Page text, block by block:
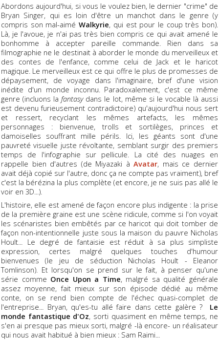
Abordons aujourd'hui, si vous le voulez bien, le dernier "crime" de
Bryan Singer, qui es loin d'être un manchot dans le genre (y
compris son mal-aiméWalkyrie, qui est pour le coup très bon).
Là, je l'avoue, je n'ai pas très bien compris ce qui avait amené le
bonhomme à accepter pareille commande. Rien dans sa
filmographie ne le destinait à aborder le monde du merveilleux et
des contes de l'enfance, comme celui de Jack et le haricot
magique. Le merveilleux est ce qui offre le plus de promesses de
dépaysement, de voyage dans l'imaginaire, bref d'une vision
inédite d'un monde inconnu. Paradoxalement, c'est ce même
genre (incluons lafantasydans le lot, même si le vocable là aussi
est devenu furieusement contradictoire) qu'aujourd'hui nous sert
et ressert, recyclant les mêmes artefacts, les mêmes
personnages : bienvenue, trolls et sortilèges, princes et
damoiselles souffrant mille périls. Ici, les géants sont d'une
pauvreté visuelle juste révoltante, semblant surgir des premiers
temps de l'infographie sur pellicule. La cité des nuages en
rappelle bien d'autres (de Miyazaki àAvatar, mais ce dernier
avait déjà copié sur l'autre, donc ça ne compte pas vraiment), bref
c'est la bérézina la plus complète (et encore, je ne suis pas allé le
voir en 3D...).
L'histoire, elle est amené de façon encore plus indigente : la prise
de la première graine est une scène ridicule, comme si l'on voyait
les scénaristes bien embêtés par ce haricot qui doit tomber de
façon non-intentionnelle juste sous la maison du pauvre Nicholas
Hoult... Le degré de fantaisie est réduit à sa plus simpliste
expression, certes malgré quelques touches d'humour
bienvenues (le jeu de séduction Nicholas Hoult - Eleanor
Tomlinson). Et lorsqu'on se prend sur le fait, à penser qu'une
série comme Once Upon a Time, malgré sa qualité générale
assez moyenne, fait mieux sur son épisode dédié au même
conte, on se rend bien compte de l'échec quasi-complet de
l'entreprise... Bryan, qu'es-tu allé faire dans cette galère ? Le
monde fantastique d'Oz, sorti quasiment en même temps, ne
s'en ai presque pas mieux sorti, malgré -là encore- un réalisateur
qui nous avait habitué à bien mieux : Sam Raimi...